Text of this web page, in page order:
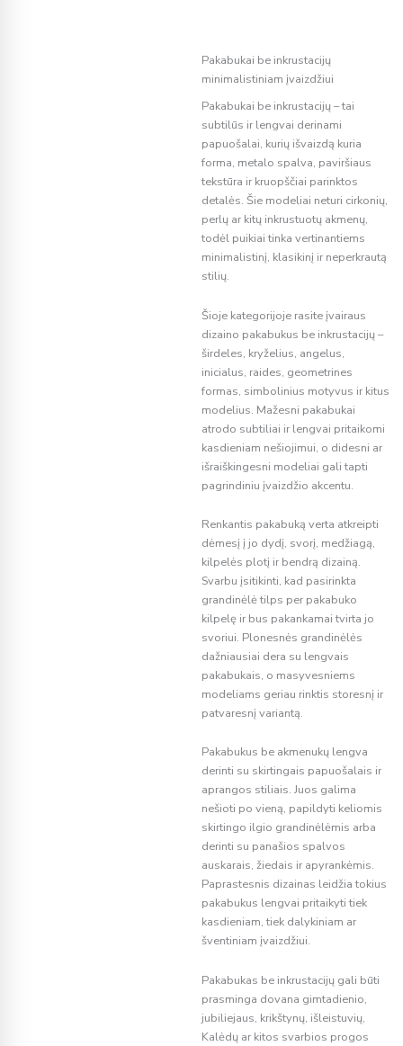
Pakabukai be inkrustacijų
minimalistiniam įvaizdžiui
Pakabukai be inkrustacijų – tai
subtilūs ir lengvai derinami
papuošalai, kurių išvaizdą kuria
forma, metalo spalva, paviršiaus
tekstūra ir kruopščiai parinktos
detalės. Šie modeliai neturi cirkonių,
perlų ar kitų inkrustuotų akmenų,
todėl puikiai tinka vertinantiems
minimalistinį, klasikinį ir neperkrautą
stilių.
Šioje kategorijoje rasite įvairaus
dizaino pakabukus be inkrustacijų –
širdeles, kryželius, angelus,
inicialus, raides, geometrines
formas, simbolinius motyvus ir kitus
modelius. Mažesni pakabukai
atrodo subtiliai ir lengvai pritaikomi
kasdieniam nešiojimui, o didesni ar
išraiškingesni modeliai gali tapti
pagrindiniu įvaizdžio akcentu.
Renkantis pakabuką verta atkreipti
dėmesį į jo dydį, svorį, medžiagą,
kilpelės plotį ir bendrą dizainą.
Svarbu įsitikinti, kad pasirinkta
grandinėlė tilps per pakabuko
kilpelę ir bus pakankamai tvirta jo
svoriui. Plonesnės grandinėlės
dažniausiai dera su lengvais
pakabukais, o masyvesniems
modeliams geriau rinktis storesnį ir
patvaresnį variantą.
Pakabukus be akmenukų lengva
derinti su skirtingais papuošalais ir
aprangos stiliais. Juos galima
nešioti po vieną, papildyti keliomis
skirtingo ilgio grandinėlėmis arba
derinti su panašios spalvos
auskarais, žiedais ir apyrankėmis.
Paprastesnis dizainas leidžia tokius
pakabukus lengvai pritaikyti tiek
kasdieniam, tiek dalykiniam ar
šventiniam įvaizdžiui.
Pakabukas be inkrustacijų gali būti
prasminga dovana gimtadienio,
jubiliejaus, krikštynų, išleistuvių,
Kalėdų ar kitos svarbios progos